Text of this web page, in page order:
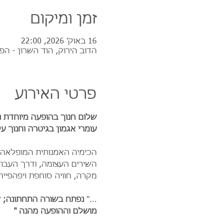
זמן ומיקום
16 באוק׳ 2026, 22:00
הדוב הירוק, הוד השרון -
פרטי האירוע
שלום חנוך בהופעה מיוחדת
עומרי אגמון בגיטרה
הכימיה האמנותית
השירים העצומה, ודרך
מקרה, חוויה סוחפת
..." נפתח בשורה התחתונה;
מושלם וההופעה מהנה "